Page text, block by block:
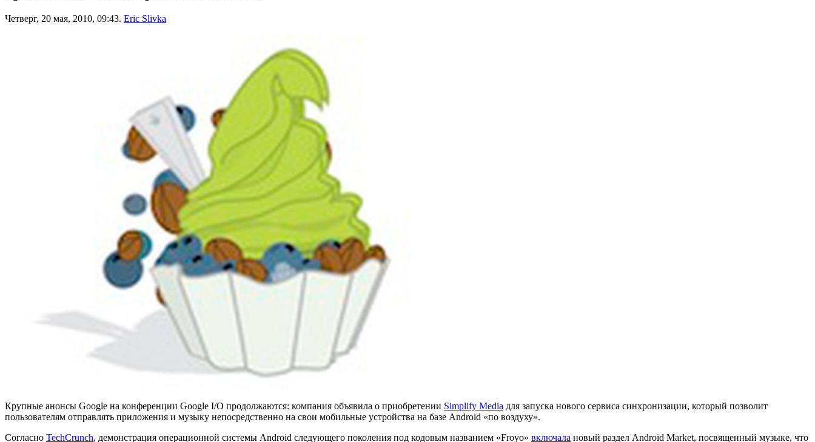
Четверг, 20 мая, 2010, 09:43. Eric Slivka
Крупные анонсы Google на конференции Google I/O продолжаются: компания объявила о приобретении Simplify Media для запуска нового сервиса синхронизации, который позволит
пользователям отправлять приложения и музыку непосредственно на свои мобильные устройства на базе Android «по воздуху».
Согласно TechCrunch, демонстрация операционной системы Android следующего поколения под кодовым названием «Froyo» включала новый раздел Android Market, посвященный музыке, что